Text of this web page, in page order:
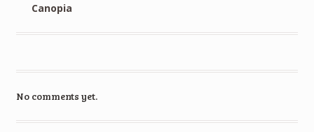
Canopia
No comments yet.